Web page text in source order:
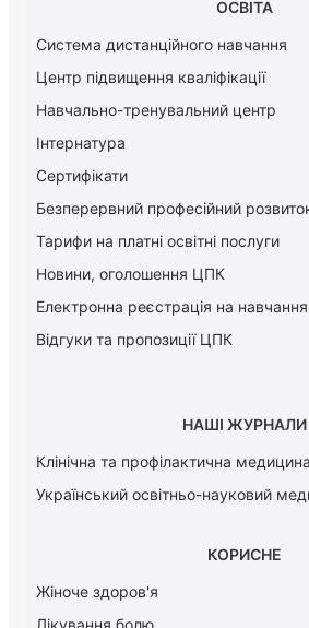
ОСВІТА
Система дистанційного навчання
Центр підвищення кваліфікації
Навчально-тренувальний центр
Інтернатура
Сертифікати
Безперервний професійний
Тарифи на платні освітні послуги
Новини, оголошення ЦПК
Електронна реєстрація на навчання
Відгуки та пропозиції ЦПК
НАШІ ЖУРНАЛИ
Клінічна та профілактична медицина
Український освітньо-науковий
КОРИСНЕ
Жіноче здоров'я
Лікування болю